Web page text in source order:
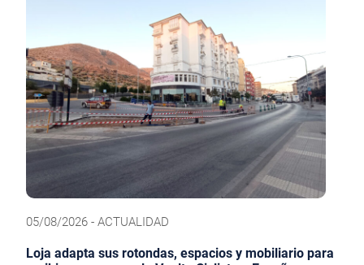
05/08/2026 - ACTUALIDAD
Loja adapta sus rotondas, espacios y mobiliario para